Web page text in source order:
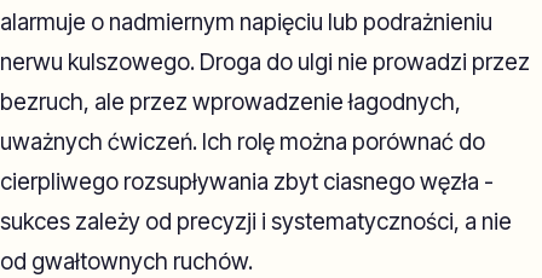
alarmuje o nadmiernym napięciu lub podrażnieniu
nerwu kulszowego. Droga do ulgi nie prowadzi przez
bezruch, ale przez wprowadzenie łagodnych,
uważnych ćwiczeń. Ich rolę można porównać do
cierpliwego rozsupływania zbyt ciasnego węzła -
sukces zależy od precyzji i systematyczności, a nie
od gwałtownych ruchów.